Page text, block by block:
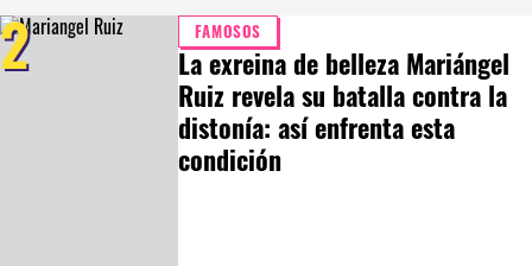
2 FAMOSOS
La exreina de belleza Mariángel
Ruiz revela su batalla contra la
distonía: así enfrenta esta
condición